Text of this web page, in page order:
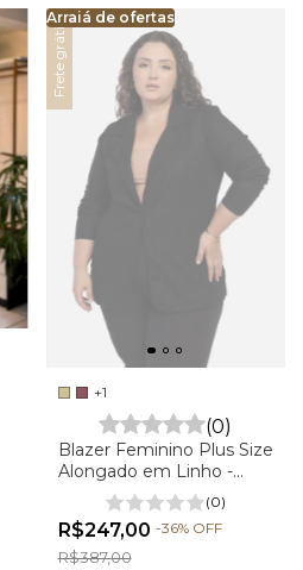
Arraiá de ofertas
Arraiá de ofertas
Arraiá de ofertas
Frete grátis
+1
(0)
Blazer Feminino Plus Size
Alongado em Linho -
Vanessa
(0)
R$247,00 -36% OFF
R$387,00